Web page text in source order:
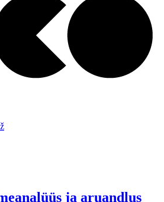
ja aruandlus